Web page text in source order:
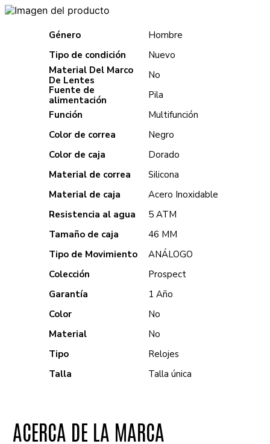
Género
Hombre
Tipo de condición
Nuevo
Material Del Marco
De Lentes
No
Fuente de
alimentación
Pila
Función
Multifunción
Color de correa
Negro
Color de caja
Dorado
Material de correa
Silicona
Material de caja
Acero Inoxidable
Resistencia al agua
5 ATM
Tamaño de caja
46 MM
Tipo de Movimiento
ANÁLOGO
Colección
Prospect
Garantía
1 Año
Color
No
Material
No
Tipo
Relojes
Talla
Talla única
ACERCA DE LA MARCA